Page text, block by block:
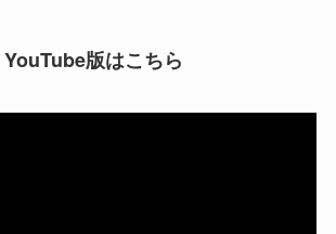
YouTube版はこちら